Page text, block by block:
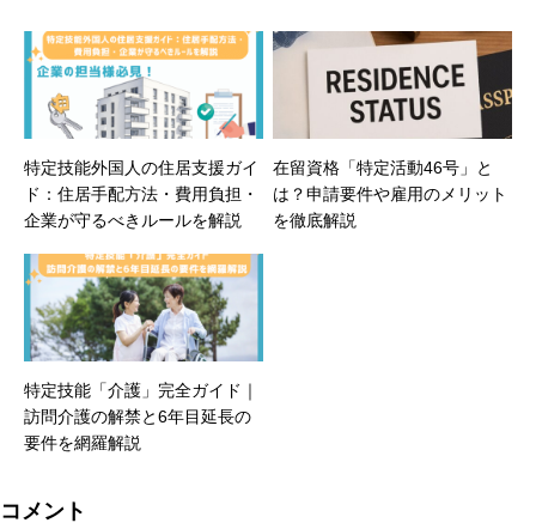
特定技能外国人の住居支援ガイ
ド：住居手配方法・費用負担・
企業が守るべきルールを解説
在留資格「特定活動46号」と
は？申請要件や雇用のメリット
を徹底解説
特定技能「介護」完全ガイド｜
訪問介護の解禁と6年目延長の
要件を網羅解説
コメント